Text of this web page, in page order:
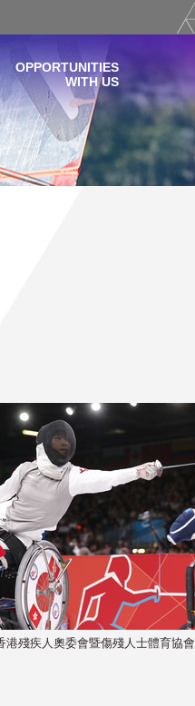
OPPORTUNITIES
WITH US
港殘疾人奧委會暨傷殘人士體育協會